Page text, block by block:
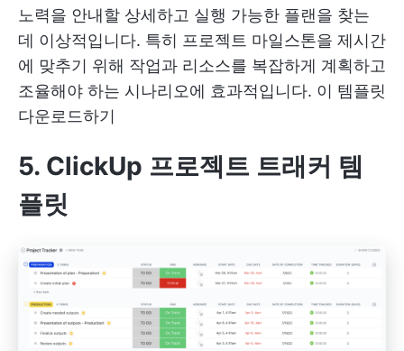
노력을 안내할 상세하고 실행 가능한 플랜을 찾는
데 이상적입니다. 특히 프로젝트 마일스톤을 제시간
에 맞추기 위해 작업과 리소스를 복잡하게 계획하고
조율해야 하는 시나리오에 효과적입니다. 이 템플릿
다운로드하기
5. ClickUp 프로젝트 트래커 템
플릿